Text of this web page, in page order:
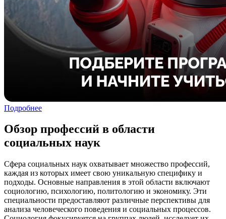
Подробнее
Обзор профессий в области
социальных наук
Сфера социальных наук охватывает множество профессий,
каждая из которых имеет свою уникальную специфику и
подходы. Основные направления в этой области включают
социологию, психологию, политологию и экономику. Эти
специальности предоставляют различные перспективы для
анализа человеческого поведения и социальных процессов.